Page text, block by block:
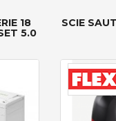
18
5.0
SCIE